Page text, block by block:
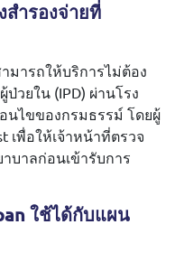
สำรองจ่ายที่
มารถให้บริการไม่ต้อง
วยใน (IPD) ผ่านโรง
นไขของกรมธรรม์ โดยผู้
เพื่อให้เจ้าหน้าที่ตรวจ
บาลก่อนเข้ารับการ
ใช้ได้กับแผน